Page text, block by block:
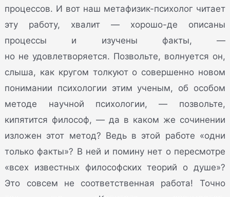
процессов. И вот наш метафизик-психолог читает
эту работу, хвалит — хорошо-де описаны
процессы и изучены факты, —
но не удовлетворяется. Позвольте, волнуется он,
слыша, как кругом толкуют о совершенно новом
понимании психологии этим ученым, об особом
методе научной психологии, — позвольте,
кипятится философ, — да в каком же сочинении
изложен этот метод? Ведь в этой работе «одни
только факты»? В ней и помину нет о пересмотре
«всех известных философских теорий о душе»?
Это совсем не соответственная работа! Точно